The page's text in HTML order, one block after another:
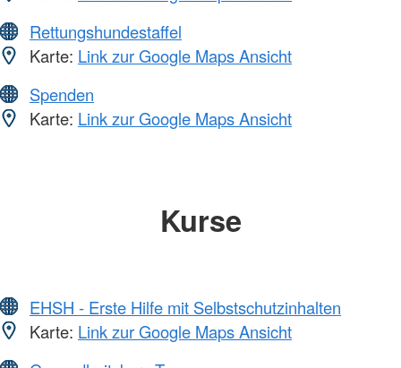
Rettungshundestaffel
Karte: Link zur Google Maps Ansicht
Spenden
Karte: Link zur Google Maps Ansicht
Kurse
EHSH - Erste Hilfe mit Selbstschutzinhalten
Karte: Link zur Google Maps Ansicht